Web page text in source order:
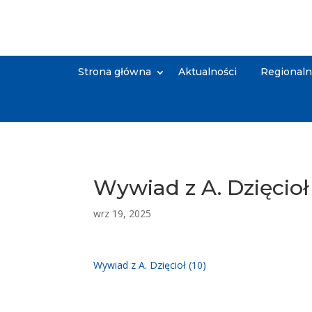
Strona główna Aktualności
Wywiad z A. Dzięcioł
wrz 19, 2025
Wywiad z A. Dzięcioł (10)